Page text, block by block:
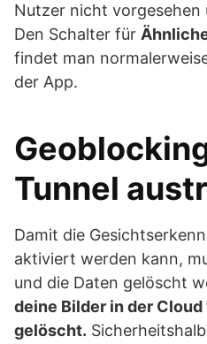
Nutzer nicht
Den Schalter für
findet man
der App.
Tunnel
Damit die
aktiviert werden kann,
und die Daten gelöscht
deine Bilder in der
gelöscht.